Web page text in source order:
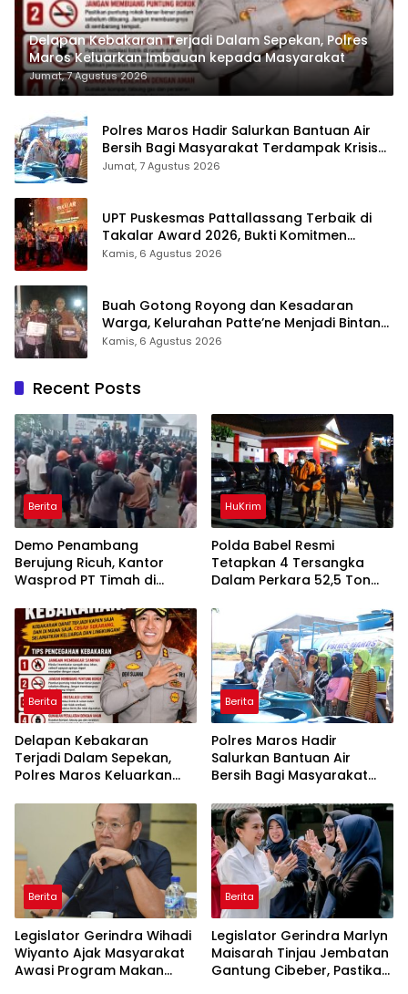
Delapan Kebakaran Terjadi Dalam Sepekan, Polres
Maros Keluarkan Imbauan kepada Masyarakat
Jumat, 7 Agustus 2026
Polres Maros Hadir Salurkan Bantuan Air
Bersih Bagi Masyarakat Terdampak Krisis
Air Bersih Di Maros
Jumat, 7 Agustus 2026
UPT Puskesmas Pattallassang Terbaik di
Takalar Award 2026, Bukti Komitmen
Hadirkan Pelayanan Kesehatan Berkualitas
Kamis, 6 Agustus 2026
Buah Gotong Royong dan Kesadaran
Warga, Kelurahan Patte’ne Menjadi Bintang
Takalar Award 2026
Kamis, 6 Agustus 2026
Recent Posts
Berita
Demo Penambang
Berujung Ricuh, Kantor
Wasprod PT Timah di
HuKrim
Polda Babel Resmi
Tetapkan 4 Tersangka
Dalam Perkara 52,5 Ton
Belitung
Berita
Delapan Kebakaran
Terjadi Dalam Sepekan,
Polres Maros Keluarkan
Masyarakat
Berita
Polres Maros Hadir
Salurkan Bantuan Air
Bersih Bagi Masyarakat
Di Maros
Berita
Legislator Gerindra Wihadi
Wiyanto Ajak Masyarakat
Awasi Program Makan
Berita
Legislator Gerindra Marlyn
Maisarah Tinjau Jembatan
Gantung Cibeber, Pastikan